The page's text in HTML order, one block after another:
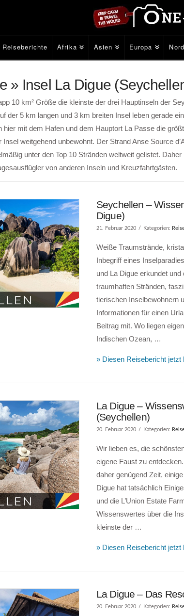
Reiseberichte Afrika Asien Europa
» Insel La Digue
10 km² Größe die kleinste der drei Hauptinseln der
der 5 km langen und 3 km breiten Insel leben gerade
hier mit dem Hafen und dem Hauptort La Passe die
weitgehend unbewohnt. Der Strand Anse Source
unter den Top 10 Stränden weltweit gelistet.
von anderen Inseln und Kreuzfahrtgästen.
Seychellen –
Digue)
21. Februar 2020 Kategorien:
Weiße Traumstrände,
Inbegriff eines
und La Digue erkundet
traumhaften Stränden,
tierischen Inselbewohnern
Informationen für einen
Beitrag mit. Wo liegen
Indischen Ozean, …
» Diesen Reisebericht jetzt
La Digue –
(Seychellen)
20. Februar 2020 Kategorien:
Wir lieben es, die
eigene Faust zu
daher genügend Zeit,
Digue hat tatsächlich
und die L’Union Estate
Wissenswertes über die
kleinste der …
» Diesen Reisebericht jetzt
La Digue – Das
20. Februar 2020 Kategorien: